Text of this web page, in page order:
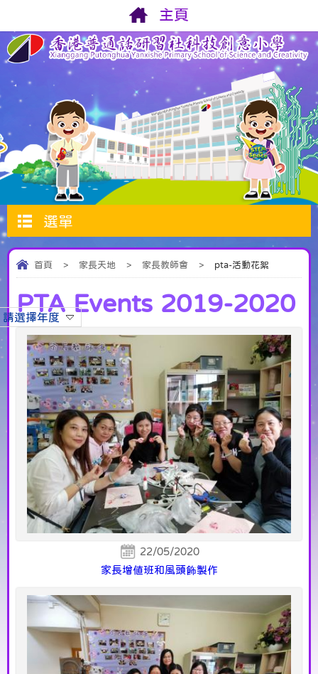
主頁
選單
首頁 > 家長天地 > 家長教師會 > pta-活動花絮
PTA Events 2019-2020
請選擇年度
22/05/2020
家長增值班和風頭飾製作